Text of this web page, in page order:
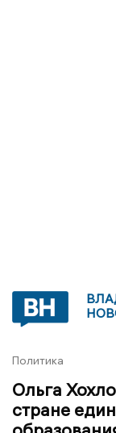
Политика
Ольга
стране